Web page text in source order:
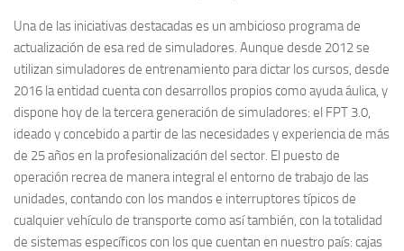
Una de las iniciativas destacadas es un ambicioso programa de
actualización de esa red de simuladores. Aunque desde 2012 se
utilizan simuladores de entrenamiento para dictar los cursos, desde
2016 la entidad cuenta con desarrollos propios como ayuda áulica, y
dispone hoy de la tercera generación de simuladores: el FPT 3.0,
ideado y concebido a partir de las necesidades y experiencia de más
de 25 años en la profesionalización del sector. El puesto de
operación recrea de manera integral el entorno de trabajo de las
unidades, contando con los mandos e interruptores típicos de
cualquier vehículo de transporte como así también, con la totalidad
de sistemas específicos con los que cuentan en nuestro país: cajas